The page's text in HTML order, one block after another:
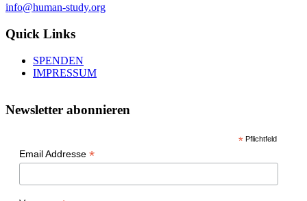
info@human-study.org
Quick Links
SPENDEN
IMPRESSUM
Newsletter abonnieren
* Pflichtfeld
Email Addresse *